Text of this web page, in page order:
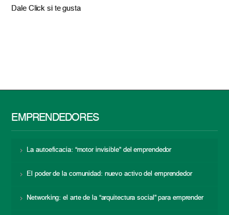
Dale Click si te gusta
EMPRENDEDORES
La autoeficacia: “motor invisible” del emprendedor
El poder de la comunidad: nuevo activo del emprendedor
Networking: el arte de la “arquitectura social” para emprender